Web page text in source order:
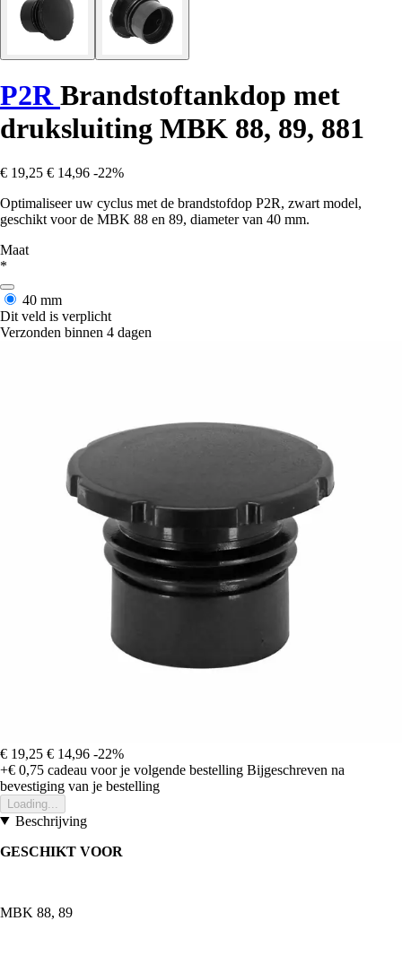
P2RBrandstoftankdop met
druksluiting MBK 88, 89, 881
€ 19,25 € 14,96 -22%
Optimaliseer uw cyclus met de brandstofdop P2R, zwart model,
geschikt voor de MBK 88 en 89, diameter van 40 mm.
Maat
*
40 mm
Dit veld is verplicht
Verzonden binnen 4 dagen
€ 19,25 € 14,96 -22%
+€ 0,75 cadeau voor je volgende bestelling Bijgeschreven na
bevestiging van je bestelling
Loading...
Beschrijving
GESCHIKT VOOR
MBK 88, 89